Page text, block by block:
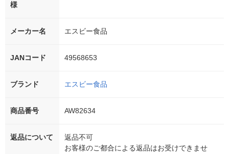
様
メーカー名 エスビー食品
JANコード 49568653
ブランド エスビー食品
商品番号 AW82634
返品について
返品不可
お客様のご都合による返品はお受けできませ